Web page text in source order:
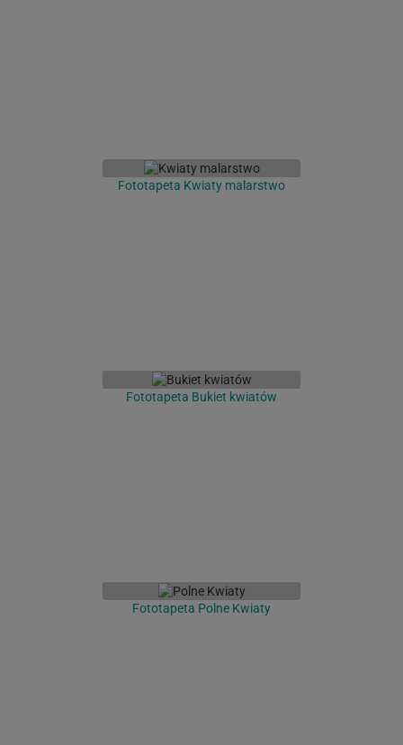
Fototapeta Kwiaty malarstwo
Fototapeta Bukiet kwiatów
Fototapeta Polne Kwiaty